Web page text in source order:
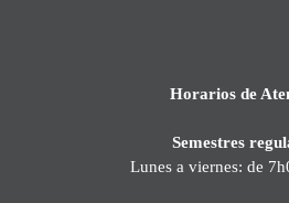
Horarios de
Semestres
Lunes a viernes: de